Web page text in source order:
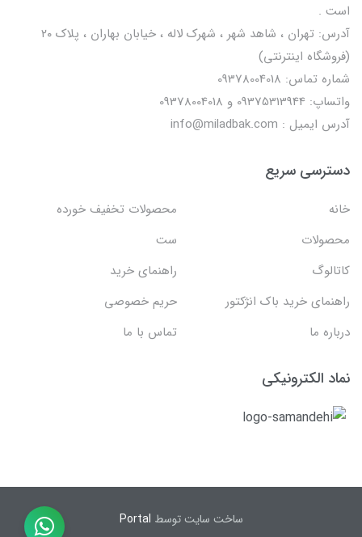
است .
آدرس: تهران ، شاهد شهر ، شهرک لاله ، خیابان بهاران ، پلاک ۲۰
(فروشگاه اینترنتی)
شماره تماس: 09378004018
واتساپ: 09375313944 و 09378004018
آدرس ایمیل : info@miladbak.com
دسترسی سریع
خانه
محصولات تخفیف خورده
محصولات
ست
کاتالوگ
راهنمای خرید
راهنمای خرید باک انژکتور
حریم خصوصی
درباره ما
تماس با ما
نماد الکترونیکی
ساخت سایت توسط Portal